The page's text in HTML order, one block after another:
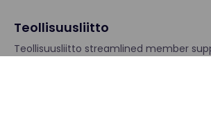
Teollisuusliitto
Teollisuusliitto streamlined member